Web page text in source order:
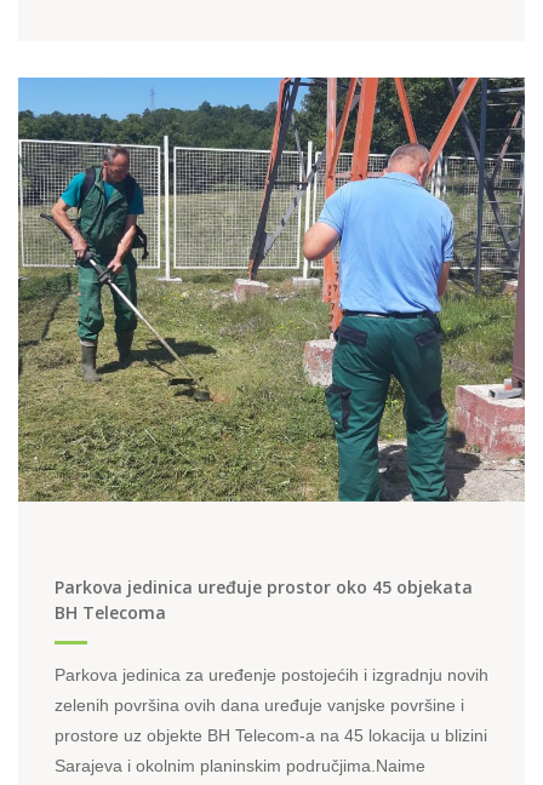
Parkova jedinica uređuje prostor oko 45 objekata
BH Telecoma
Parkova jedinica za uređenje postojećih i izgradnju novih
zelenih površina ovih dana uređuje vanjske površine i
prostore uz objekte BH Telecom-a na 45 lokacija u blizini
Sarajeva i okolnim planinskim područjima.Naime